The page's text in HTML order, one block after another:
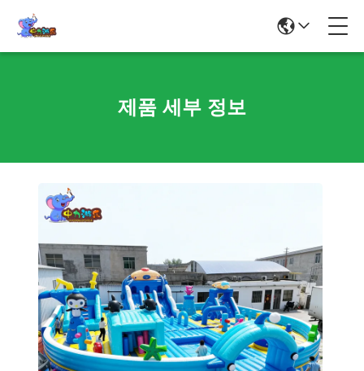
제품 세부 정보